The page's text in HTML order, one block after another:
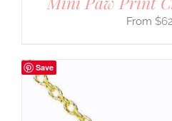
$
Save